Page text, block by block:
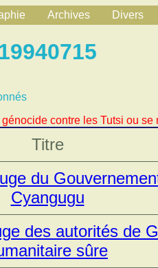
Archives Divers
contre les Tutsi ou se
Titre
du
Cyangugu
des autorités de
sûre